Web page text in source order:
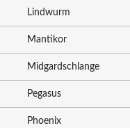
Lindwurm
Mantikor
Midgardschlange
Pegasus
Phoenix